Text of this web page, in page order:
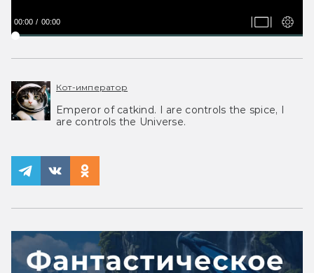
00:00 00:00
Кот-император
Emperor of catkind. I are controls the spice, I
are controls the Universe.